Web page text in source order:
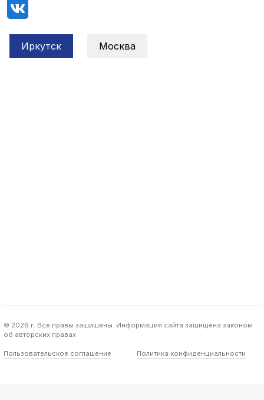
Иркутск Москва
© 2026 г. Все правы защищены. Информация сайта защищена законом
об авторских правах
Пользовательское соглашение Политика конфиденциальности